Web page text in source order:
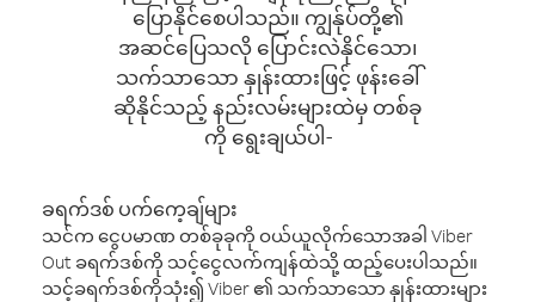
ပြောနိုင်စေပါသည်။ ကျွန်ုပ်တို့၏
အဆင်ပြေသလို ပြောင်းလဲနိုင်သော၊
သက်သာသော နှုန်းထားဖြင့် ဖုန်းခေါ်
ဆိုနိုင်သည့် နည်းလမ်းများထဲမှ တစ်ခု
ကို ရွေးချယ်ပါ-
ခရက်ဒစ် ပက်ကေ့ချ်များ
သင်က ငွေပမာဏ တစ်ခုခုကို ဝယ်ယူလိုက်သောအခါ Viber
Out ခရက်ဒစ်ကို သင့်ငွေလက်ကျန်ထဲသို့ ထည့်ပေးပါသည်။
သင့်ခရက်ဒစ်ကိုသုံး၍ Viber ၏ သက်သာသော နှုန်းထားများ